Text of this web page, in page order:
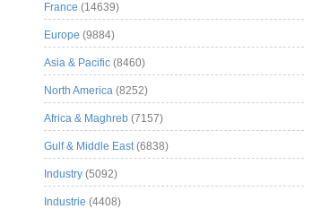
France (14639)
Europe (9884)
Asia & Pacific (8460)
North America (8252)
Africa & Maghreb (7157)
Gulf & Middle East(6838)
Industry (5092)
Industrie (4408)